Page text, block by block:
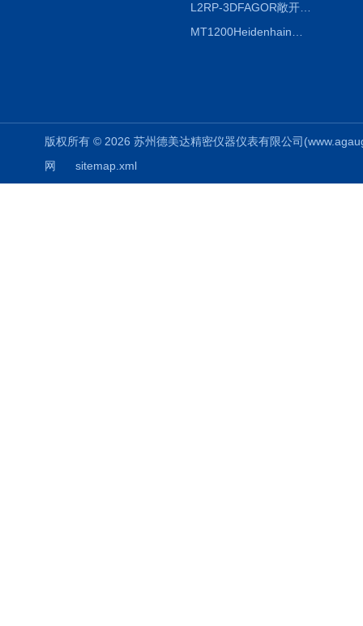
L2RP-3DFAGOR敞开式光栅尺
版权所有 © 2026 苏州德美达精密仪器仪表有限公司
网
sitemap.xml